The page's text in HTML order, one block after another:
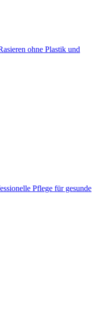
ohne Plastik und
Pflege für gesunde